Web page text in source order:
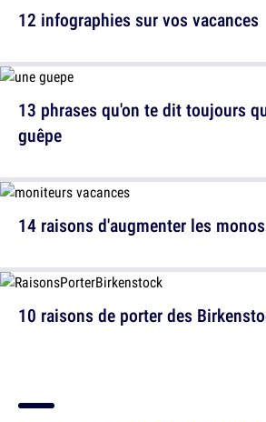
12 infographies sur vos vacances
14 raisons d'augmenter les monos
13 phrases qu'on te dit toujours
guêpe
10 raisons de porter des